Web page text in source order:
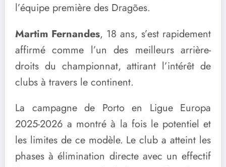
l’équipe première des Dragões.
Martim Fernandes, 18 ans, s’est rapidement
affirmé comme l’un des meilleurs arrière-
droits du championnat, attirant l’intérêt de
clubs à travers le continent.
La campagne de Porto en Ligue Europa
2025-2026 a montré à la fois le potentiel et
les limites de ce modèle. Le club a atteint les
phases à élimination directe avec un effectif